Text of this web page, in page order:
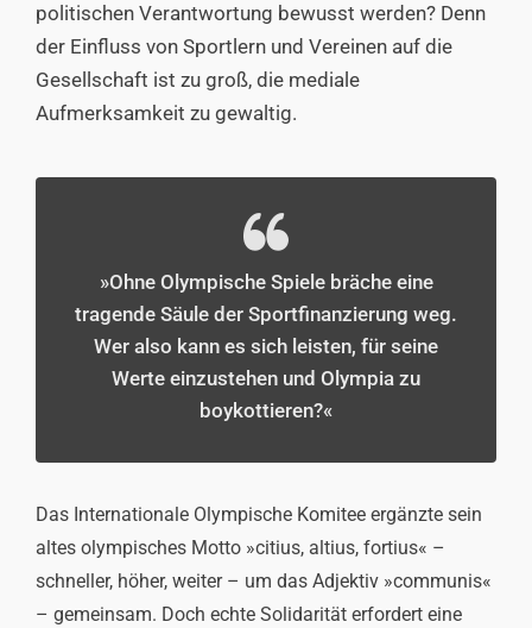
politischen Verantwortung bewusst werden? Denn
der Einfluss von Sportlern und Vereinen auf die
Gesellschaft ist zu groß, die mediale
Aufmerksamkeit zu gewaltig.
»Ohne Olympische Spiele bräche eine
tragende Säule der Sportfinanzierung weg.
Wer also kann es sich leisten, für seine
Werte einzustehen und Olympia zu
boykottieren?«
Das Internationale Olympische Komitee ergänzte sein
altes olympisches Motto »citius, altius, fortius« –
schneller, höher, weiter – um das Adjektiv »communis«
– gemeinsam. Doch echte Solidarität erfordert eine